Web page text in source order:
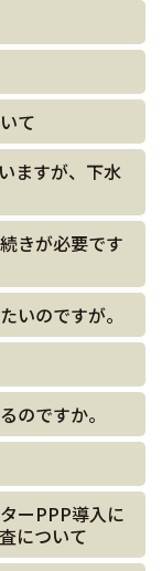
て
ますが、下水
きが必要です
いのですが。
のですか。
ーPPP導入に
について